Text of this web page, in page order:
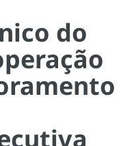
do